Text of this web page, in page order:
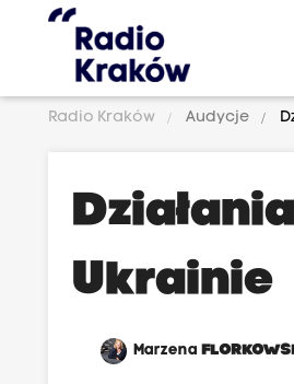
Radio Kraków Audycje
Ukrainie
Marzena